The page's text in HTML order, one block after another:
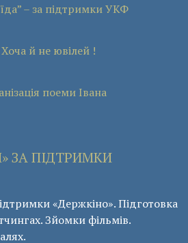
– за підтримки УКФ
й не ювілей !
поеми Івана
ЗА ПІДТРИМКИ
«Держкіно». Підготовка
Зйомки фільмів.